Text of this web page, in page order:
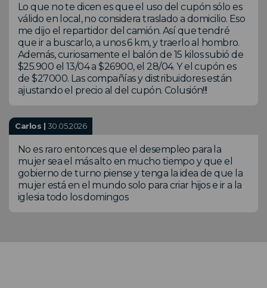
Lo que no te dicen es que el uso del cupón sólo es
válido en local, no considera traslado a domicilio. Eso
me dijo el repartidor del camión. Así que tendré
que ir a buscarlo, a unos 6 km, y traerlo al hombro.
Además, curiosamente el balón de 15 kilos subió de
$25.900 el 13/04 a $26900, el 28/04. Y el cupón es
de $27000. Las compañías y distribuidores están
ajustando el precio al del cupón. Colusión!!!
Carlos | 30.05.2026
No es raro entonces que el desempleo para la
mujer sea el más alto en mucho tiempo y que el
gobierno de turno piense y tenga la idea de que la
mujer está en el mundo solo para criar hijos e ir a la
iglesia todo los domingos